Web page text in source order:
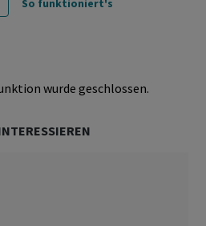
So funktioniert's
wurde geschlossen.